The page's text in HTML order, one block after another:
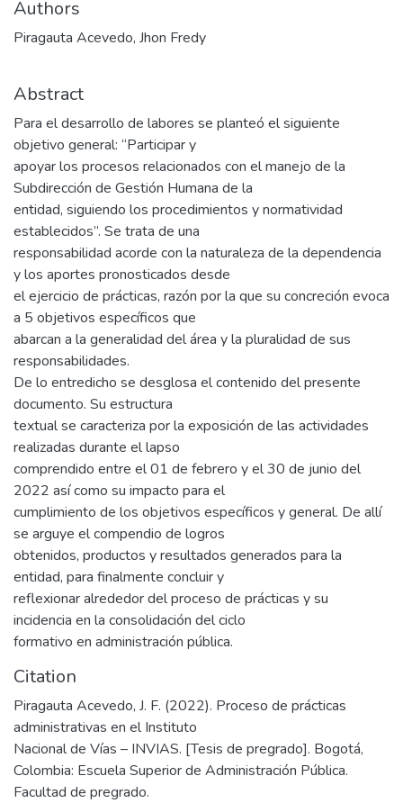
Authors
Piragauta Acevedo, Jhon Fredy
Abstract
Para el desarrollo de labores se planteó el siguiente
objetivo general: “Participar y
apoyar los procesos relacionados con el manejo de la
Subdirección de Gestión Humana de la
entidad, siguiendo los procedimientos y normatividad
establecidos”. Se trata de una
responsabilidad acorde con la naturaleza de la dependencia
y los aportes pronosticados desde
el ejercicio de prácticas, razón por la que su concreción evoca
a 5 objetivos específicos que
abarcan a la generalidad del área y la pluralidad de sus
responsabilidades.
De lo entredicho se desglosa el contenido del presente
documento. Su estructura
textual se caracteriza por la exposición de las actividades
realizadas durante el lapso
comprendido entre el 01 de febrero y el 30 de junio del
2022 así como su impacto para el
cumplimiento de los objetivos específicos y general. De allí
se arguye el compendio de logros
obtenidos, productos y resultados generados para la
entidad, para finalmente concluir y
reflexionar alrededor del proceso de prácticas y su
incidencia en la consolidación del ciclo
formativo en administración pública.
Citation
Piragauta Acevedo, J. F. (2022). Proceso de prácticas
administrativas en el Instituto
Nacional de Vías – INVIAS. [Tesis de pregrado]. Bogotá,
Colombia: Escuela Superior de Administración Pública.
Facultad de pregrado.